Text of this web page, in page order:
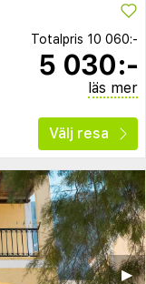
Totalpris 10 060:-
5 030:-
läs mer
Välj resa
▶︎